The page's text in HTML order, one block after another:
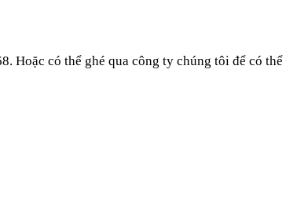
Hoặc có thể ghé qua công ty chúng tôi để có thể